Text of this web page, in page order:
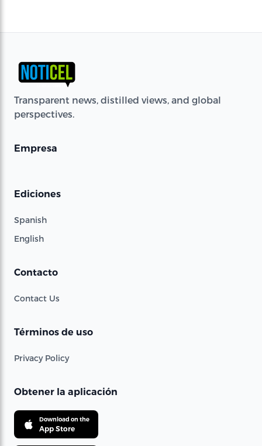
Transparent news, distilled views, and global
perspectives.
Empresa
Ediciones
Spanish
English
Contacto
Contact Us
Términos de uso
Privacy Policy
Obtener la aplicación
Download on the
App Store